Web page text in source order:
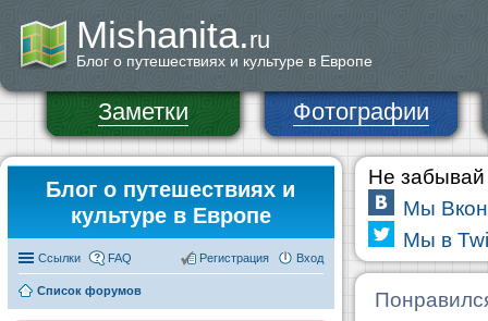
Mishanita.ru
Блог о путешествиях и культуре в Европе
Заметки Фотографии
Блог о путешествиях и
культуре в Европе
Ссылки FAQ Вход
Регистрация
Список форумов
Не забывай
Мы
Мы в